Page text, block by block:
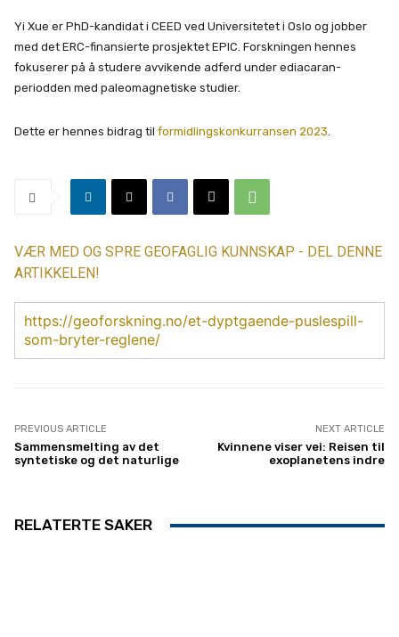
Yi Xue er PhD-kandidat i CEED ved Universitetet i Oslo og jobber
med det ERC-finansierte prosjektet EPIC. Forskningen hennes
fokuserer på å studere avvikende adferd under ediacaran-
periodden med paleomagnetiske studier.
Dette er hennes bidrag til formidlingskonkurransen 2023.
VÆR MED OG SPRE GEOFAGLIG KUNNSKAP - DEL DENNE
ARTIKKELEN!
https://geoforskning.no/et-dyptgaende-puslespill-
som-bryter-reglene/
PREVIOUS ARTICLE
Sammensmelting av det
syntetiske og det naturlige
NEXT ARTICLE
Kvinnene viser vei: Reisen til
exoplanetens indre
RELATERTE SAKER